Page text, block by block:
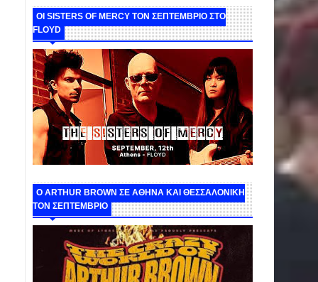
ΟΙ SISTERS OF MERCY ΤΟΝ ΣΕΠΤΕΜΒΡΙΟ ΣΤΟ
FLOYD
O ARTHUR BROWN ΣΕ ΑΘΗΝΑ ΚΑΙ ΘΕΣΣΑΛΟΝΙΚΗ
ΤΟΝ ΣΕΠΤΕΜΒΡΙΟ